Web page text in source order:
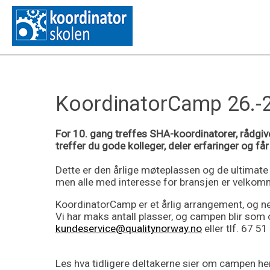
KoordinatorCamp
For 10. gang treffes SHA-koordinatorer,
treffer du gode kolleger, deler erfaringer og
Dette er den årlige møteplassen og de
men alle med interesse for bransjen er
KoordinatorCamp er et årlig arrangement, og
Vi har maks antall plasser, og campen blir
kundeservice@qualitynorway.no eller tlf. 67 51
Les hva tidligere deltakerne sier om campen